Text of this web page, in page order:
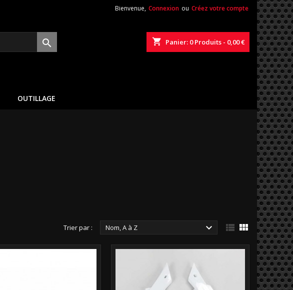
Bienvenue, Connexion ou Créez votre compte
shopping_cart Panier: 0Produits - 0,00 €

OUTILLAGE
Trier par : Nom, A à Z   